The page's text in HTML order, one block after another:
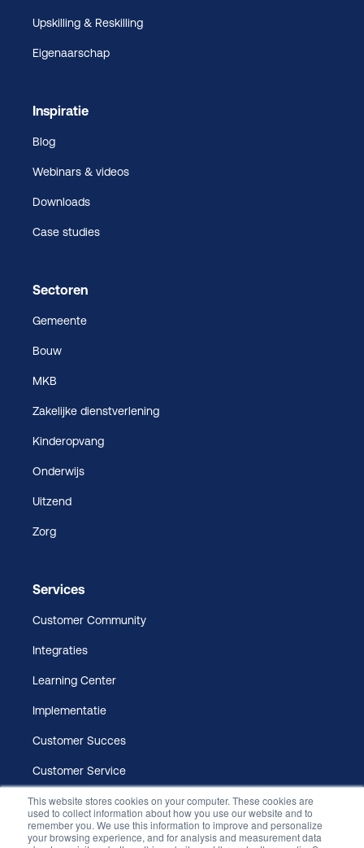
This website stores cookies on your computer. These cookies are
used to collect information about how you use our website and to
remember you. We use this information to improve and personalize
your browsing experience, and for analysis and measurement data
Upskilling & Reskilling
Eigenaarschap
Inspiratie
Blog
Webinars & videos
Downloads
Case studies
Sectoren
Gemeente
Bouw
MKB
Zakelijke dienstverlening
Kinderopvang
Onderwijs
Uitzend
Zorg
Services
Customer Community
Integraties
Learning Center
Implementatie
Customer Succes
Customer Service